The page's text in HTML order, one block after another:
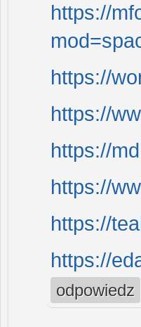
https://
https://
https://
https://
https://
https://
https://
odpowiedz